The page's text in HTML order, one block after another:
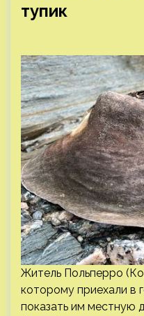
тупик
Житель Польперро
которому приехали в
показать им местную